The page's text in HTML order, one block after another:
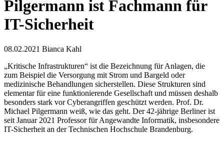
Pilgermann ist Fachmann für
IT-Sicherheit
08.02.2021 Bianca Kahl
„Kritische Infrastrukturen“ ist die Bezeichnung für Anlagen, die
zum Beispiel die Versorgung mit Strom und Bargeld oder
medizinische Behandlungen sicherstellen. Diese Strukturen sind
elementar für eine funktionierende Gesellschaft und müssen deshalb
besonders stark vor Cyberangriffen geschützt werden. Prof. Dr.
Michael Pilgermann weiß, wie das geht. Der 42-jährige Berliner ist
seit Januar 2021 Professor für Angewandte Informatik, insbesondere
IT-Sicherheit an der Technischen Hochschule Brandenburg.